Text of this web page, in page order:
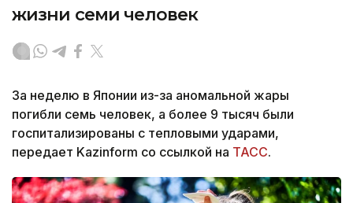
жизни семи человек
За неделю в Японии из-за аномальной жары
погибли семь человек, а более 9 тысяч были
госпитализированы с тепловыми ударами,
передает Kazinform со ссылкой на ТАСС.